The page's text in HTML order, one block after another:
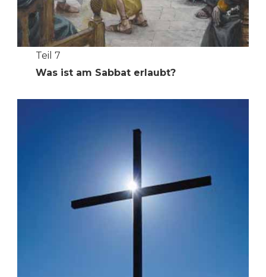
Teil 7
Was ist am Sabbat erlaubt?